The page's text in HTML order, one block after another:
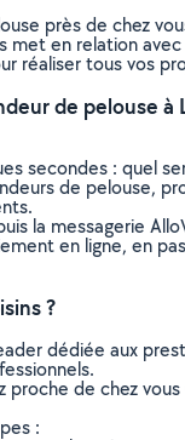
près de chez
met en relation
réaliser tous vos
de pelouse à
secondes : quel
de pelouse,
la messagerie
en ligne, en
?
dédiée aux
de chez
: